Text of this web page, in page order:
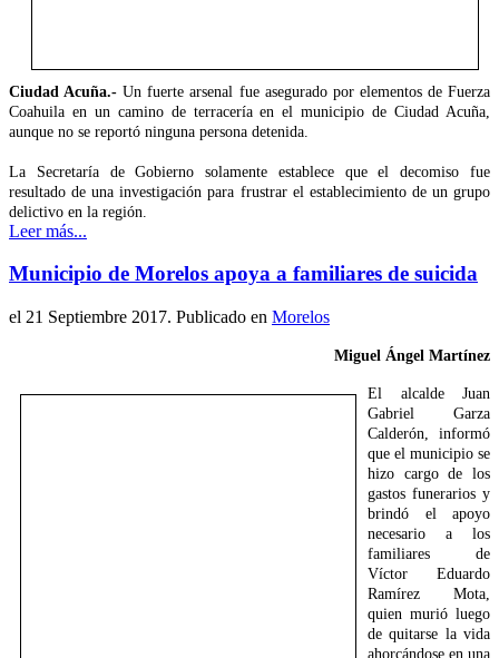
Ciudad Acuña.- Un fuerte arsenal fue asegurado por elementos de Fuerza
Coahuila en un camino de terracería en el municipio de Ciudad Acuña,
aunque no se reportó ninguna persona detenida.
La Secretaría de Gobierno solamente establece que el decomiso fue
resultado de una investigación para frustrar el establecimiento de un grupo
delictivo en la región.
Leer más...
Municipio de Morelos apoya a familiares de suicida
el 21 Septiembre 2017. Publicado en Morelos
Miguel Ángel Martínez
El alcalde Juan
Gabriel Garza
Calderón, informó
que el municipio se
hizo cargo de los
gastos funerarios y
brindó el apoyo
necesario a los
familiares de
Víctor Eduardo
Ramírez Mota,
quien murió luego
de quitarse la vida
ahorcándose en una